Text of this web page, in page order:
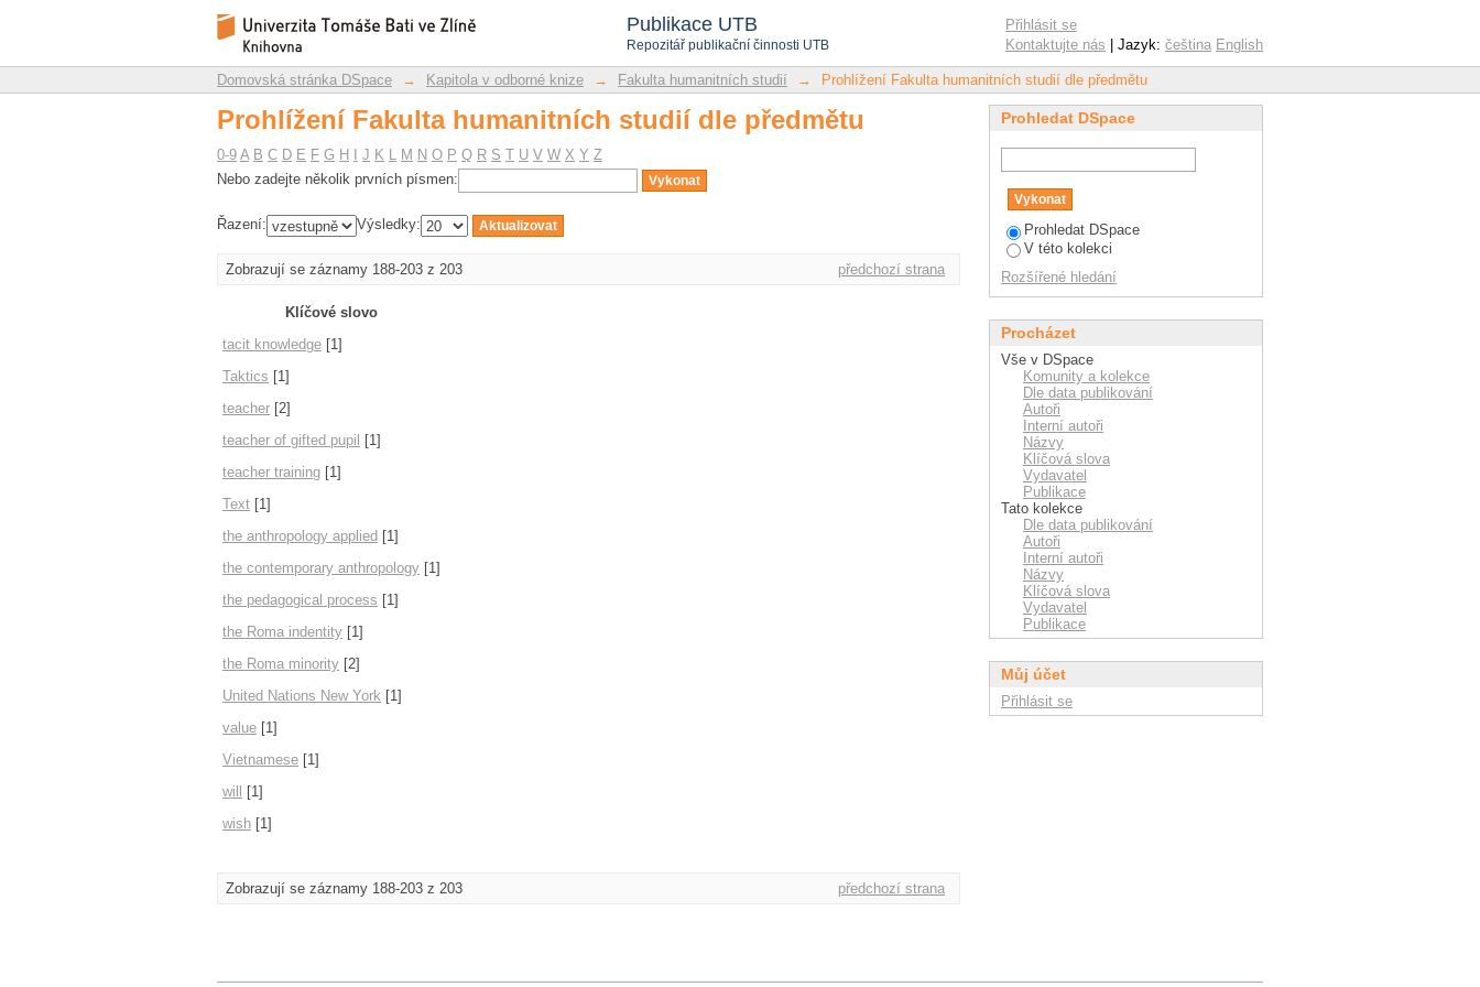
Publikace UTB
Repozitář publikační činnosti UTB
Prohlížení Fakulta humanitních studií dle předmětu
Repozitář DSpace/Manakin
Přihlásit se
Kontaktujte nás | Jazyk: čeština English
Domovská stránka DSpace → Kapitola v odborné knize → Fakulta humanitních studií → Prohlížení Fakulta humanitních studií dle předmětu
Prohlížení Fakulta humanitních studií dle předmětu
0-9 A B C D E F G H J K L M N O P Q R S T U V W X Y Z
Nebo zadejte několik prvních písmen:
Řazení: Výsledky:
Zobrazují se záznamy 188-203 z 203 předchozí strana
Klíčové slovo
tacit knowledge [1]
Taktics [1]
teacher [2]
teacher of gifted pupil
[1]
teacher training [1]
Text [1]
the anthropology applied [1]
the contemporary anthropology [1]
the pedagogical process [1]
the Roma indentity [1]
the Roma minority [2]
United Nations New York [1]
value [1]
Vietnamese [1]
will
[1]
wish [1]
Zobrazují se záznamy 188-203 z 203 předchozí strana
Prohledat DSpace
Prohledat DSpace
V této kolekci
Rozšířené hledání
Procházet
Vše v DSpace
Komunity a kolekce
Dle data publikování
Autoři
Interní autoři
Názvy
Klíčová slova
Vydavatel
Publikace
Tato kolekce
Dle data publikování
Autoři
Interní autoři
Názvy
Klíčová slova
Vydavatel
Publikace
Můj účet
Přihlásit se